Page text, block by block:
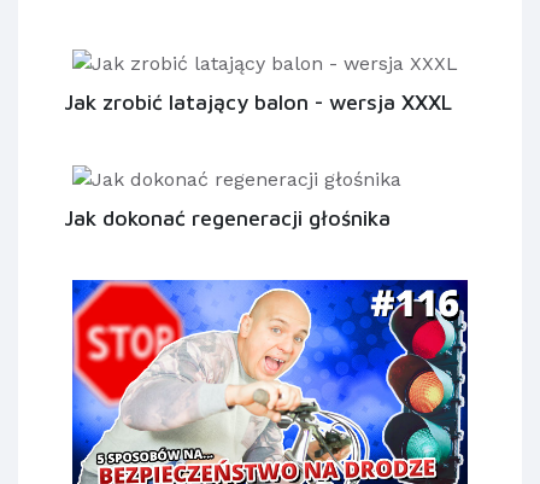
Jak zrobić latający balon - wersja XXXL
Jak dokonać regeneracji głośnika